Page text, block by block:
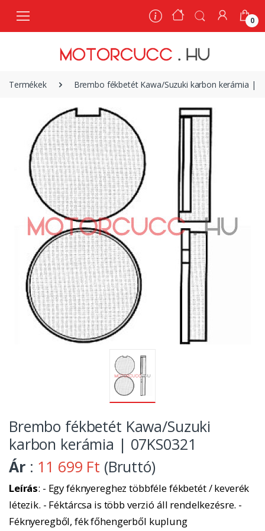
0
Termékek Brembo fékbetét Kawa/Suzuki karbon kerámia |
Brembo fékbetét Kawa/Suzuki
karbon kerámia | 07KS0321
Ár : 11 699 Ft (Bruttó)
Leírás: - Egy féknyereghez többféle fékbetét / keverék
létezik. - Féktárcsa is több verzió áll rendelkezésre. -
Féknyeregből, fék főhengerből kuplung
0